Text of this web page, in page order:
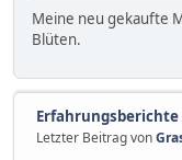
Meine neu gekaufte
Blüten.
Erfahrungsberichte
Letzter Beitrag von